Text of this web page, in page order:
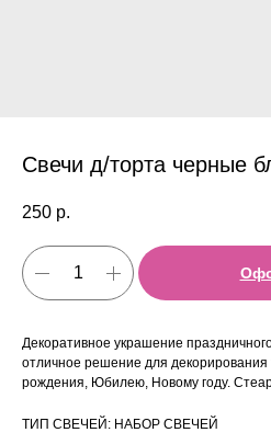
Свечи д/торта черные
250 р.
Декоративное украшение
отличное решение для
рождения, Юбилею, Новому году.
ТИП СВЕЧЕЙ: НАБОР СВЕЧЕЙ